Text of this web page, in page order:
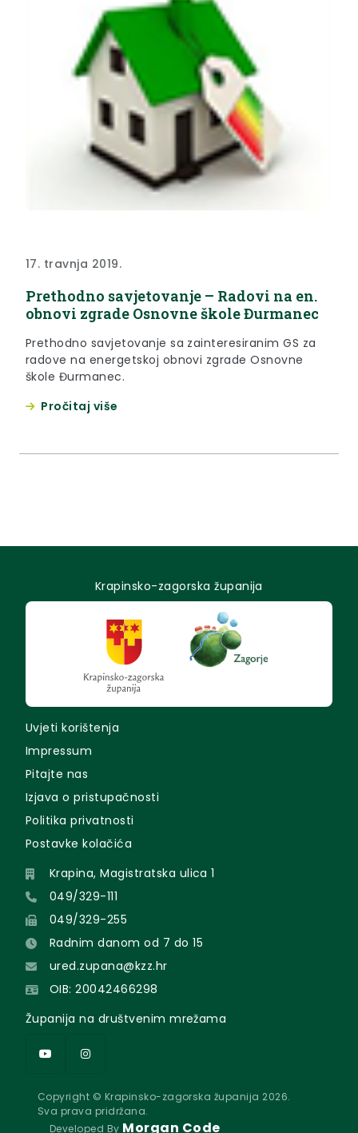
17. travnja 2019.
Prethodno savjetovanje – Radovi na en.
obnovi zgrade Osnovne škole Đurmanec
Prethodno savjetovanje sa zainteresiranim GS za
radove na energetskoj obnovi zgrade Osnovne
škole Đurmanec.
Pročitaj više
Krapinsko-zagorska županija
Uvjeti korištenja
Impressum
Pitajte nas
Izjava o pristupačnosti
Politika privatnosti
Postavke kolačića
Krapina, Magistratska ulica 1
049/329-111
049/329-255
Radnim danom od 7 do 15
ured.zupana@kzz.hr
OIB: 20042466298
Županija na društvenim mrežama
Copyright © Krapinsko-zagorska županija 2026.
Sva prava pridržana.
Developed By Morgan Code